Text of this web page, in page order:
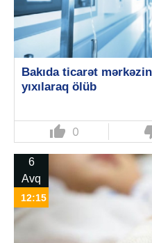
Bakıda ticarət
yıxılaraq ölüb
thumb_up 0
6
Avq
12:15